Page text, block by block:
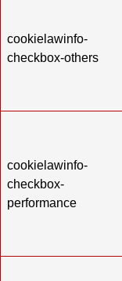
cookielawinfo-
checkbox-others
cookielawinfo-
checkbox-
performance